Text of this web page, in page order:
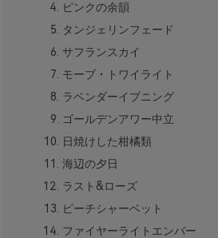
ピンクの余韻
タンジェリンフェード
サフランスカイ
モーブ・トワイライト
ラベンダーイブニング
ゴールデンアワー中立
日焼けした柑橘類
海辺の夕日
ラスト&ローズ
ピーチシャーベット
ファイヤーライトエンバー